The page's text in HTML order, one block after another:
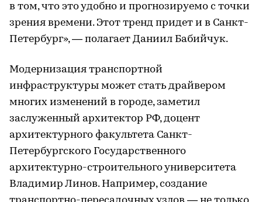
в том, что это удобно и прогнозируемо с точки
зрения времени. Этот тренд придет и в Санкт-
Петербург», — полагает Даниил Бабийчук.
Модернизация транспортной
инфраструктуры может стать драйвером
многих изменений в городе, заметил
заслуженный архитектор РФ, доцент
архитектурного факультета Санкт-
Петербургского Государственного
архитектурно-строительного университета
Владимир Линов. Например, создание